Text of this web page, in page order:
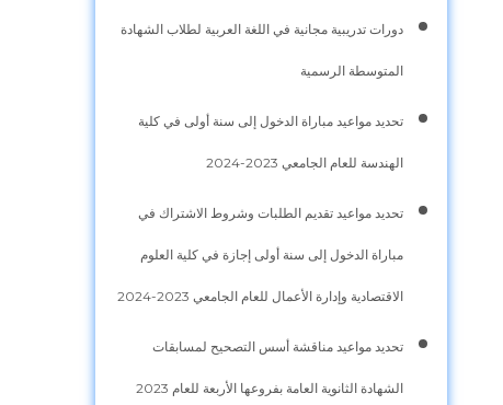
دورات تدريبية مجانية في اللغة العربية لطلاب الشهادة
المتوسطة الرسمية
تحديد مواعيد مباراة الدخول إلى سنة أولى في كلية
الهندسة للعام الجامعي 2023-2024
تحديد مواعيد تقديم الطلبات وشروط الاشتراك في
مباراة الدخول إلى سنة أولى إجازة في كلية العلوم
الاقتصادية وإدارة الأعمال للعام الجامعي 2023-2024
تحديد مواعيد مناقشة أسس التصحيح لمسابقات
الشهادة الثانوية العامة بفروعها الأربعة للعام 2023